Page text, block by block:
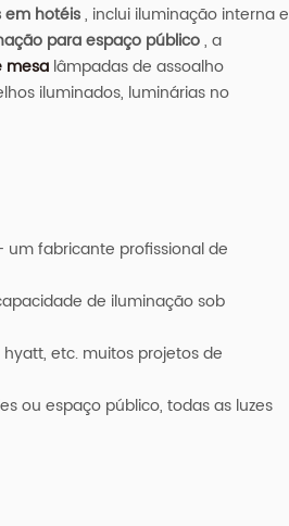
hotéis, inclui iluminação interna e
para espaço público, a
mesalâmpadas de assoalho
iluminados, luminárias no
fabricante profissional de
de iluminação sob
etc. muitos projetos de
ou espaço público, todas as luzes